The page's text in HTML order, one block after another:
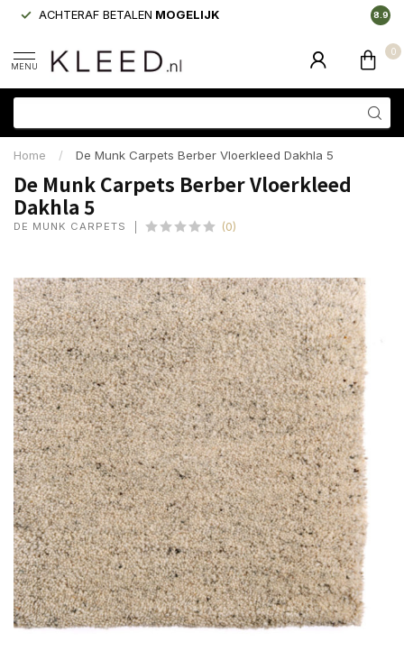
ACHTERAF BETALEN MOGELIJK 8.9
MENU
0
Home / De Munk Carpets Berber Vloerkleed Dakhla 5
De Munk Carpets Berber Vloerkleed
Dakhla 5
DE MUNK CARPETS (0)